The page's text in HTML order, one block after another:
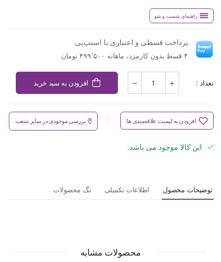
راهنمای شست و شو
پرداخت قسطی و اعتباری با اسنپ‌پی
۴ قسط بدون کارمزد، ماهانه ۴۹۹٬۵۰۰ تومان
تعداد : افزودن به سبد خرید
افزودن به لیست علاقه‌مندی ها بررسی موجودی در سایر شعب
این کالا موجود می باشد.
توضیحات محصول اطلاعات تکمیلی تگ محصولات
محصولات مشابه